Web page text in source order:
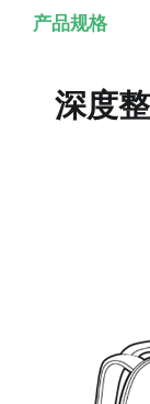
产品规格
深度